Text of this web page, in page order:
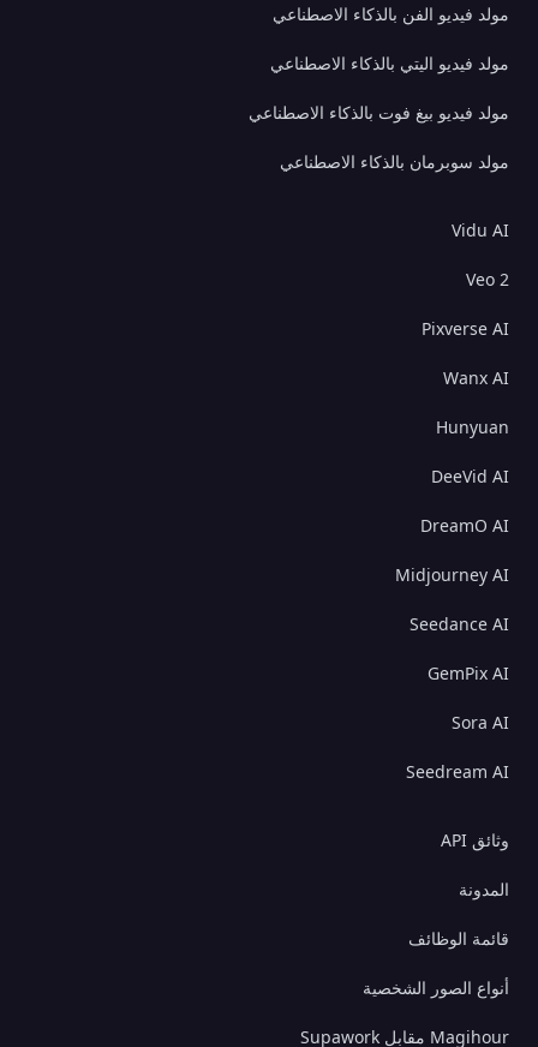
مولد فيديو الفن بالذكاء الاصطناعي
مولد فيديو اليتي بالذكاء الاصطناعي
مولد فيديو بيغ فوت بالذكاء الاصطناعي
مولد سوبرمان بالذكاء الاصطناعي
Vidu AI
Veo 2
Pixverse AI
Wanx AI
Hunyuan
DeeVid AI
DreamO AI
Midjourney AI
Seedance AI
GemPix AI
Sora AI
Seedream AI
وثائق API
المدونة
قائمة الوظائف
أنواع الصور الشخصية
Magihour مقابل Supawork